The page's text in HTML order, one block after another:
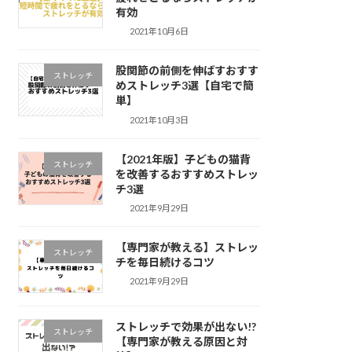
有効
2021年10月6日
ストレッチ
股関節の前側を伸ばすおすす
めストレッチ3選【自宅で簡
単】
2021年10月3日
ストレッチ
【2021年版】子どもの猫背
を改善するおすすめストレッ
チ3選
2021年9月29日
ストレッチ
【専門家が教える】ストレッ
チを毎日続けるコツ
2021年9月29日
ストレッチ
ストレッチで効果が出ない!?
【専門家が教える原因と対